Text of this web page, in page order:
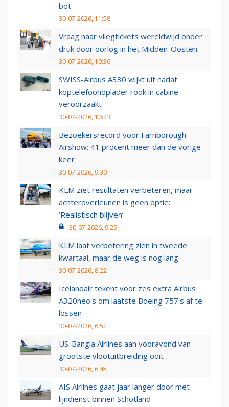
bot
30-07-2026, 11:58
Vraag naar vliegtickets wereldwijd onder
druk door oorlog in het Midden-Oosten
30-07-2026, 10:36
SWISS-Airbus A330 wijkt uit nadat
koptelefoonoplader rook in cabine
veroorzaakt
30-07-2026, 10:23
Bezoekersrecord voor Farnborough
Airshow: 41 procent meer dan de vorige
keer
30-07-2026, 9:30
KLM ziet resultaten verbeteren, maar
achteroverleunen is geen optie:
‘Realistisch blijven’
30-07-2026, 9:29
KLM laat verbetering zien in tweede
kwartaal, maar de weg is nog lang
30-07-2026, 8:22
Icelandair tekent voor zes extra Airbus
A320neo's om laatste Boeing 757's af te
lossen
30-07-2026, 6:52
US-Bangla Airlines aan vooravond van
grootste vlootuitbreiding ooit
30-07-2026, 6:45
AIS Airlines gaat jaar langer door met
lijndienst binnen Schotland